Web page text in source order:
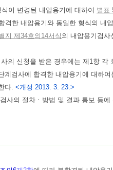
이 변경된 내압용기에 대하여 별표
한 내압용기와 동일한 형식의 내
지 제34호의14서식의 내압용기검
의 신청을 받은 경우에는 제1항 각
검사에 합격한 내압용기에 대하여
다. <개정 2013. 3. 23.>
사의 절차ㆍ방법 및 결과 통보 등에